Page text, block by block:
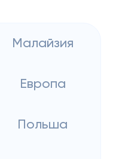
Малайзия
Европа
Польша